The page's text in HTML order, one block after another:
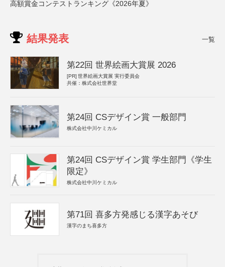
高額賞金コンテストランキング《2026年夏》
結果発表 一覧
第22回 世界絵画大賞展 2026
[PR] 世界絵画大賞展 実行委員会
共催：株式会社世界堂
第24回 CSデザイン賞 一般部門
株式会社中川ケミカル
第24回 CSデザイン賞 学生部門《学生
限定》
株式会社中川ケミカル
第71回 喜多方発感じる漢字あそび
漢字のまち喜多方